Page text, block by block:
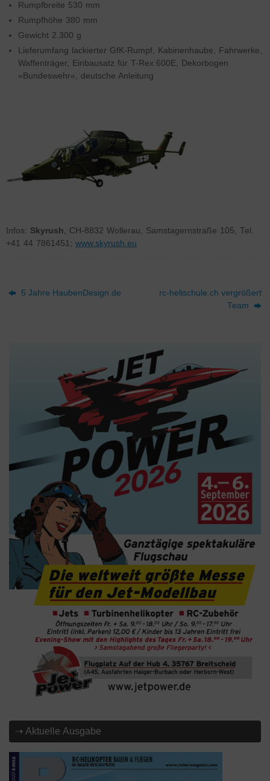
Rumpfbreite 530 mm
Rumpfhöhe 380 mm
Gewicht 2.300 g
Lieferumfang lackierter GfK-Rumpf, Kabinenhaube, Fahrwerke,
Waffenträger, Einbausatz für T-Rex 600E, Dekorbogen
»Bundeswehr«, deutsche Anleitung
Infos: Skyrush, CH-8832 Wollerau, Samstagernstraße 105, Tel.
+41 44 7861451; www.skyrush.eu
5 Jahre HaubenDesign.de
rc-helischule.ch vergrößert
Team
⇢ Aktuelle Ausgabe